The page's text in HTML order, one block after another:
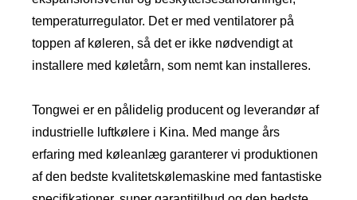
temperaturregulator. Det er med ventilatorer på
toppen af ​​køleren, så det er ikke nødvendigt at
installere med køletårn, som nemt kan installeres.
Tongwei er en pålidelig producent og leverandør af
industrielle luftkølere i Kina. Med mange års
erfaring med køleanlæg garanterer vi produktionen
af ​​den bedste kvalitetskølemaskine med fantastiske